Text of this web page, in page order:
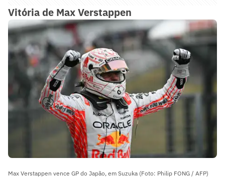
Vitória de Max Verstappen
Max Verstappen vence GP do Japão, em Suzuka (Foto: Philip FONG / AFP)